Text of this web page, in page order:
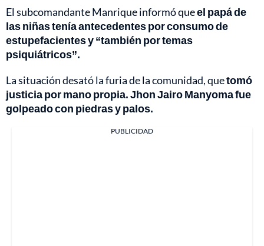
El subcomandante Manrique informó queel papá de
las niñas tenía antecedentes por consumo de
estupefacientes y “también por temas
psiquiátricos”.
La situación desató la furia de la comunidad, quetomó
justicia por mano propia. Jhon Jairo Manyoma fue
golpeado con piedras y palos.
PUBLICIDAD